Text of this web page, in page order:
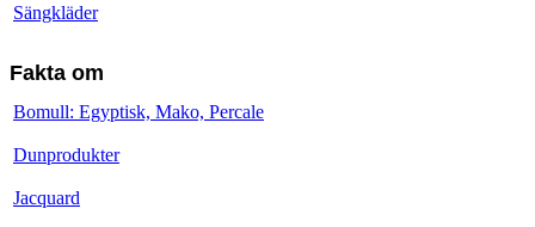
Sängkläder
Fakta om
Bomull: Egyptisk, Mako, Percale
Dunprodukter
Jacquard